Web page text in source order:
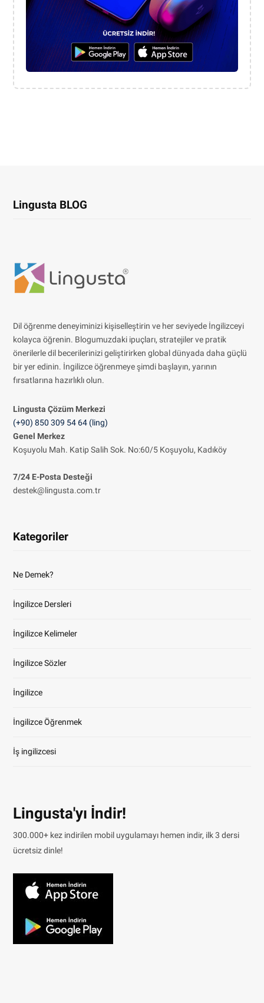
Lingusta BLOG
Dil öğrenme deneyiminizi kişiselleştirin ve her seviyede İngilizceyi
kolayca öğrenin. Blogumuzdaki ipuçları, stratejiler ve pratik
önerilerle dil becerilerinizi geliştirirken global dünyada daha güçlü
bir yer edinin. İngilizce öğrenmeye şimdi başlayın, yarının
fırsatlarına hazırlıklı olun.
Lingusta Çözüm Merkezi
(+90) 850 309 54 64 (ling)
Genel Merkez
Koşuyolu Mah. Katip Salih Sok. No:60/5 Koşuyolu, Kadıköy
7/24 E-Posta Desteği
destek@lingusta.com.tr
Kategoriler
Ne Demek?
İngilizce Dersleri
İngilizce Kelimeler
İngilizce Sözler
İngilizce
İngilizce Öğrenmek
İş ingilizcesi
Lingusta'yı İndir!
300.000+ kez indirilen mobil uygulamayı hemen indir, ilk 3 dersi
ücretsiz dinle!